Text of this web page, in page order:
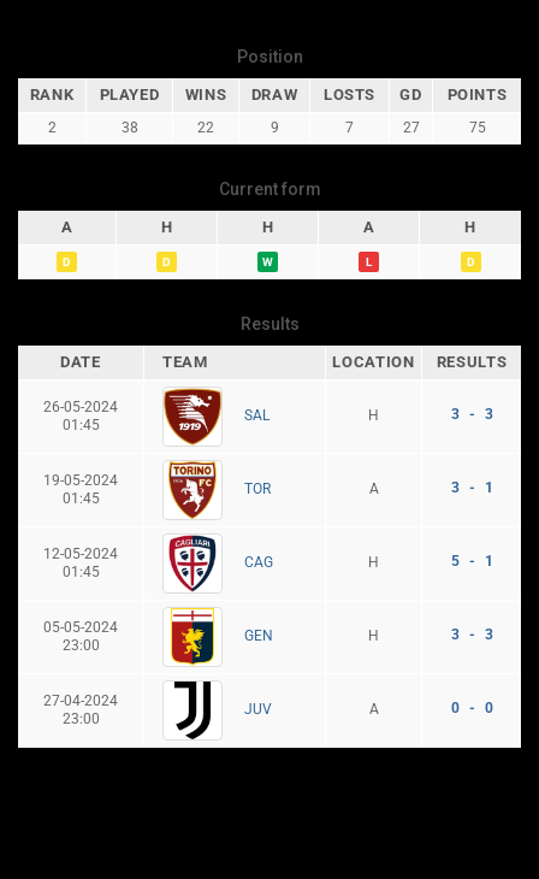
Position
RANK PLAYED WINS DRAW LOSTS GD POINTS
2 38 22 9 7 27 75
Current form
A H H A H
D D W L D
Results
DATE TEAM LOCATION RESULTS
26-05-2024
01:45
SAL H 3 - 3
19-05-2024
01:45
TOR A 3 - 1
12-05-2024
01:45
CAG H 5 - 1
05-05-2024
23:00
GEN H 3 - 3
27-04-2024
23:00
JUV A 0 - 0